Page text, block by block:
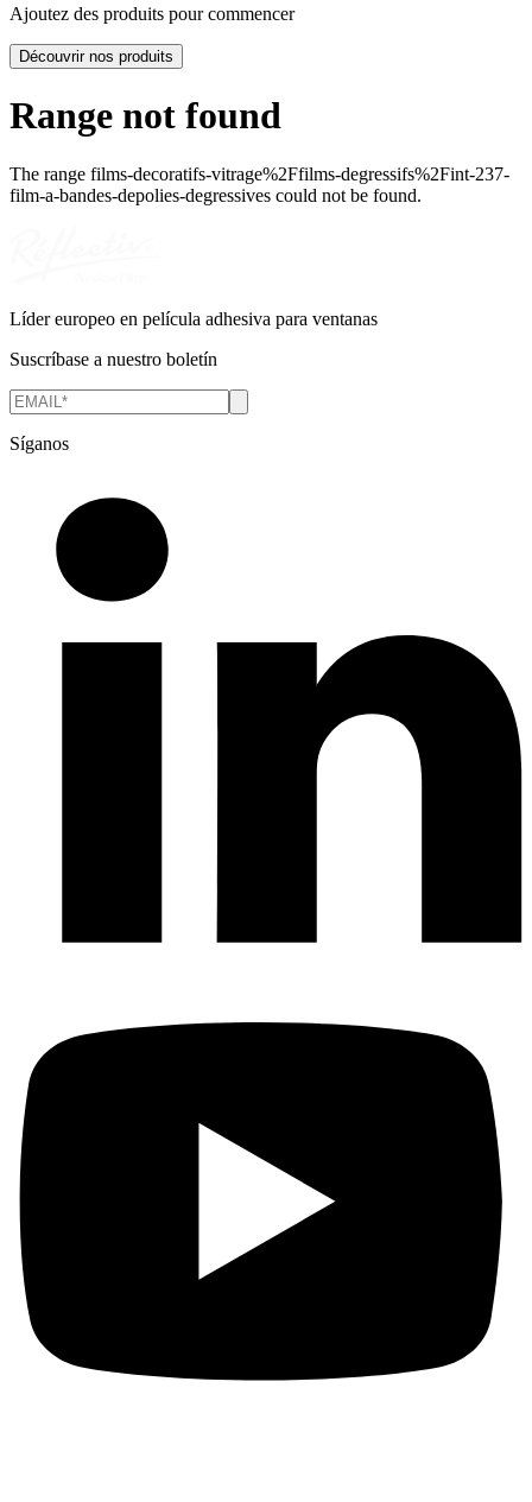
Ajoutez des produits pour commencer
Découvrir nos produits
Range not found
The range films-decoratifs-vitrage%2Ffilms-degressifs%2Fint-237-
film-a-bandes-depolies-degressives could not be found.
Líder europeo en película adhesiva para ventanas
Suscríbase a nuestro boletín
Síganos